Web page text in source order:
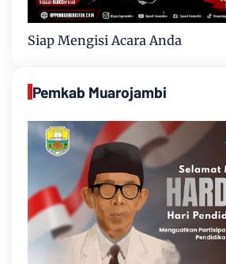
Siap Mengisi Acara Anda
Pemkab Muarojambi